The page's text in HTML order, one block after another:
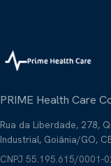
PRIME Health Care
Rua da Liberdade, 278,
Industrial, Goiânia/GO,
CNPJ 55.195.615/0001-